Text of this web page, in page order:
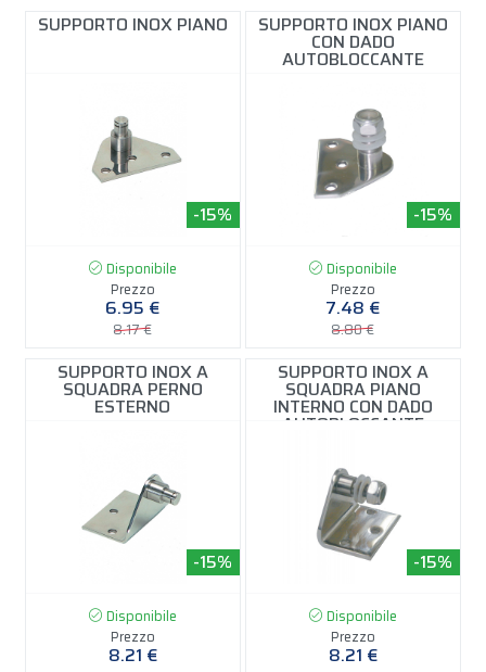
SUPPORTO INOX PIANO
-15%
Disponibile
Prezzo
6.95 €
8.17 €
SUPPORTO INOX PIANO
CON DADO
AUTOBLOCCANTE
-15%
Disponibile
Prezzo
7.48 €
8.80 €
SUPPORTO INOX A
SQUADRA PERNO
ESTERNO
-15%
Disponibile
Prezzo
8.21 €
SUPPORTO INOX A
SQUADRA PIANO
INTERNO CON DADO
AUTOBLOCCANTE
-15%
Disponibile
Prezzo
8.21 €